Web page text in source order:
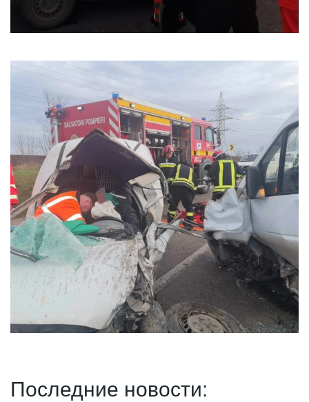
Последние новости: